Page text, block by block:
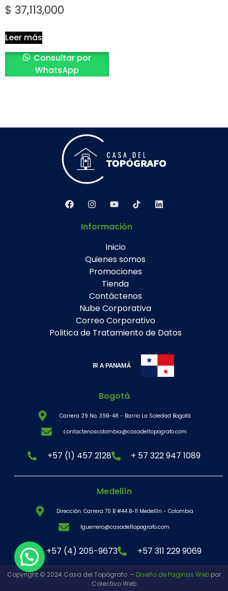
$ 37,113,000
Leer más
Consultar por
WhatsApp
Información
Inicio
Quienes somos
Promociones
Tienda
Contáctenos
Nube Corporativa
Correo Corporativo
Politica de Tratamiento de Datos
IR A PANAMÁ
Bogotá
Carrera 29 No. 39B-48 - Barrio La Soledad Bogotá
contactenoscolombia@casadeltopografo.com
+57 (1) 457 2128 + 57 322 947 1089
Medellín
Dirección: Carrera 70 B #44 B-11 Medellín - Colombia
lguerrero@casadeltopografo.com
+57 (4) 205-9673 +57 311 229 9069
Copyright © 2024 Casa del Topógrafo – Diseño de Paginas Web por
Colectivo Web